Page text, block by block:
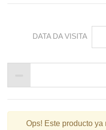
DATA DA VISITA
Ops! Este producto